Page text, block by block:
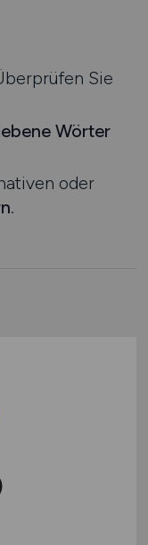
Sie
Wörter
oder
.